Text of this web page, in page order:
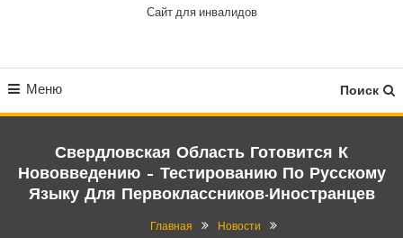
Сайт для инвалидов
Меню Поиск
Свердловская Область Готовится К
Нововведению – Тестированию По Русскому
Языку Для Первоклассников-Иностранцев
Главная
Новости